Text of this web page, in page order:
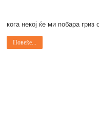
кога некој ќе ми побара гриз
Повеќе...